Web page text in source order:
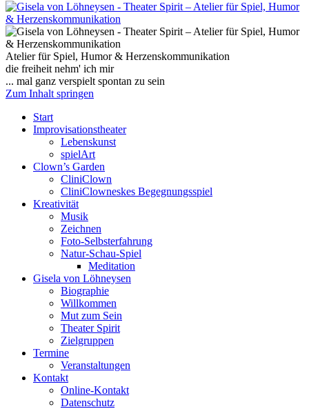
Gisela von Löhneysen
Theater Spirit – Atelier für Spiel, Humor
& Herzenskommunikation
Atelier für Spiel, Humor & Herzenskommunikation
die freiheit nehm' ich mir
... mal ganz verspielt spontan zu sein
Zum Inhalt springen
Start
Improvisationstheater
Lebenskunst
spielArt
Clown’s Garden
CliniClown
CliniClowneskes Begegnungsspiel
Kreativität
Musik
Zeichnen
Foto-Selbsterfahrung
Natur-Schau-Spiel
Meditation
Gisela von Löhneysen
Biographie
Willkommen
Mut zum Sein
Theater Spirit
Zielgruppen
Termine
Veranstaltungen
Kontakt
Online-Kontakt
Datenschutz